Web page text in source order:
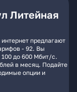
Литейная
предлагают
- 92. Вы
до 600 Мбит/с.
в месяц. Подайте
опции и